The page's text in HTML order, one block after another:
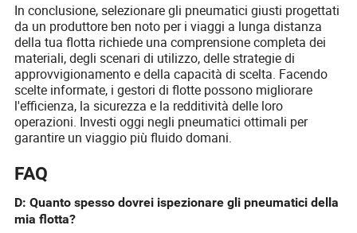
In conclusione, selezionare gli pneumatici giusti progettati
da un produttore ben noto per i viaggi a lunga distanza
della tua flotta richiede una comprensione completa dei
materiali, degli scenari di utilizzo, delle strategie di
approvvigionamento e della capacità di scelta. Facendo
scelte informate, i gestori di flotte possono migliorare
l'efficienza, la sicurezza e la redditività delle loro
operazioni. Investi oggi negli pneumatici ottimali per
garantire un viaggio più fluido domani.
FAQ
D: Quanto spesso dovrei ispezionare gli pneumatici della
mia flotta?